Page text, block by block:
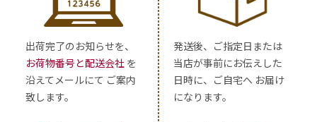
出荷完了のお知らせを、
お荷物番号と配送会社 を
沿えてメールにて ご案内
致します。
発送後、ご指定日または
当店が事前にお伝えした
日時に、ご自宅へ お届け
になります。